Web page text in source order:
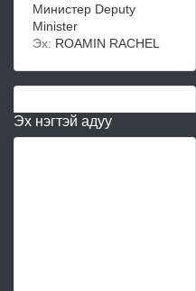
Министер Deputy
Minister
Эх: ROAMIN RACHEL
Эх нэгтэй адуу